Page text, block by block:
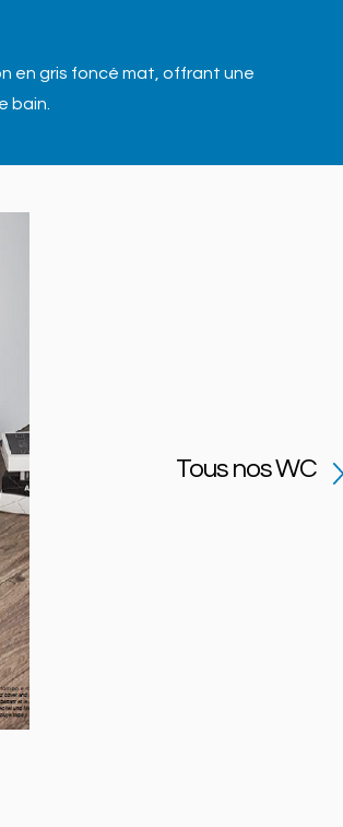
en gris foncé mat, offrant une
bain.
Tous nos WC